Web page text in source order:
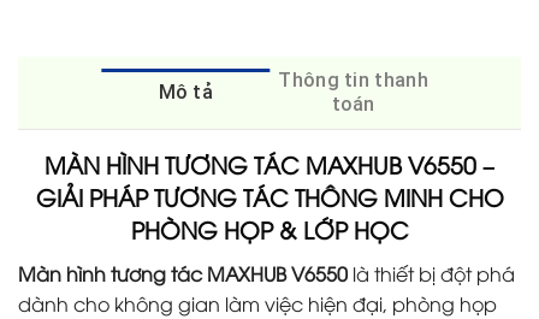
Mô tả
Thông tin thanh
toán
MÀN HÌNH TƯƠNG TÁC MAXHUB V6550 –
GIẢI PHÁP TƯƠNG TÁC THÔNG MINH CHO
PHÒNG HỌP & LỚP HỌC
Màn hình tương tác MAXHUB V6550 là thiết bị đột phá
dành cho không gian làm việc hiện đại, phòng họp